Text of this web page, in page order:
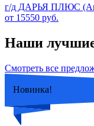
г/д ДАРЬЯ ПЛЮС
от 15550 руб.
Наши
Смотреть все
Новинка!